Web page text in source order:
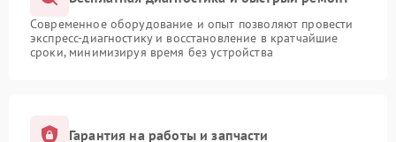
Современное оборудование и опыт позволяют провести
экспресс-диагностику и восстановление в кратчайшие
сроки, минимизируя время без устройства
Гарантия на работы и запчасти